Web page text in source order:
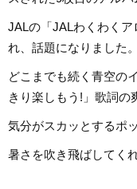
JALの「JALわくわくア
れ、話題になりました。
どこまでも続く青空の
きり楽しもう!」歌詞の
気分がスカッとするポ
暑さを吹き飛ばしてく